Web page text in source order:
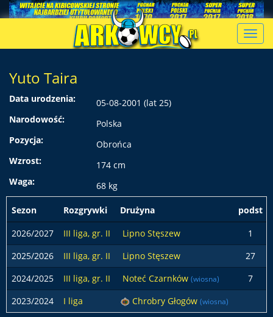
Yuto Taira
Data urodzenia:
05-08-2001 (lat 25)
Narodowość:
Polska
Pozycja:
Obrońca
Wzrost:
174 cm
Waga:
68 kg
Sezon Rozgrywki Drużyna podst
2026/2027
III liga, gr. II Lipno Stęszew
1
2025/2026
III liga, gr. II Lipno Stęszew
27
2024/2025
III liga, gr. II Noteć Czarnków (wiosna)
7
2023/2024
I liga Chrobry Głogów (wiosna)